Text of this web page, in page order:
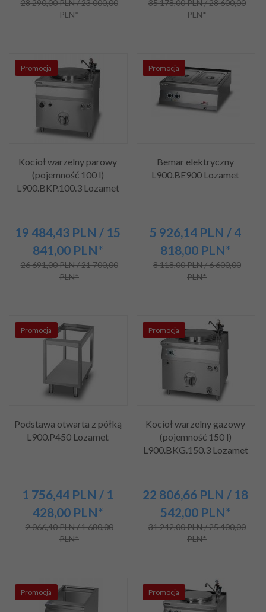
28 290,00 PLN / 23 000,00
PLN*
35 178,00 PLN / 28 600,00
PLN*
Promocja
Kocioł warzelny parowy
(pojemność 100 l)
L900.BKP.100.3 Lozamet
19 484,43 PLN / 15
841,00 PLN*
26 691,00 PLN / 21 700,00
PLN*
Promocja
Bemar elektryczny
L900.BE900 Lozamet
5 926,14 PLN / 4
818,00 PLN*
8 118,00 PLN / 6 600,00
PLN*
Promocja
Podstawa otwarta z półką
L900.P450 Lozamet
1 756,44 PLN / 1
428,00 PLN*
2 066,40 PLN / 1 680,00
PLN*
Promocja
Kocioł warzelny gazowy
(pojemność 150 l)
L900.BKG.150.3 Lozamet
22 806,66 PLN / 18
542,00 PLN*
31 242,00 PLN / 25 400,00
PLN*
Promocja Promocja